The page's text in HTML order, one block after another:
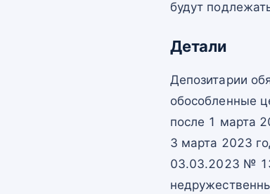
будут
Детали
Депозитарии
обособленные
после 1 марта
3 марта 2023
03.03.2023 №